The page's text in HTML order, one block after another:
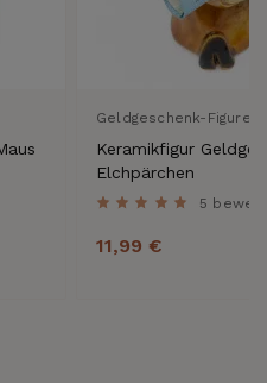
Geldgeschenk-Figuren
Keramikfigur
Elchpärchen
5
11,99 €